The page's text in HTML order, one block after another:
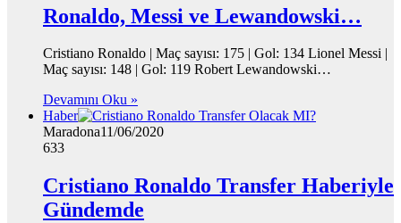
Ronaldo, Messi ve Lewandowski…
Cristiano Ronaldo | Maç sayısı: 175 | Gol: 134 Lionel Messi |
Maç sayısı: 148 | Gol: 119 Robert Lewandowski…
Devamını Oku »
Haber
Maradona11/06/2020
633
Cristiano Ronaldo Transfer Haberiyle
Gündemde